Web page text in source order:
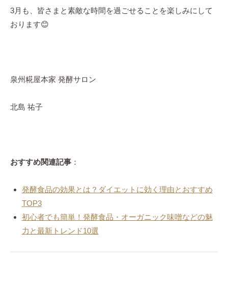
3月も、皆さまと素敵な時間を過ごせることを楽しみにして
おります😊
泉州糀屋本家 発酵サロン
北島 祐子
おすすめ関連記事 ：
発酵食品の効果とは？ダイエットに効く理由とおすすめ
TOP3
初心者でも簡単！発酵食品・オーガニック味噌などの魅
力と最新トレンド10選